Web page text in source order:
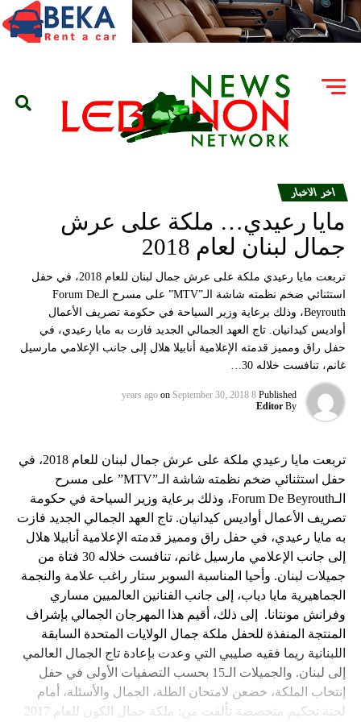
اخر الاخبار
مايا رعيدي… ملكة على عرش
جمال لبنان لعام 2018
تربعت مايا رعيدي ملكة على عرش جمال لبنان للعام 2018، في حفل
استثنائي ضخم نظمته شاشة الـ”MTV” على مسرح الـForum De
Beyrouth، وذلك برعاية وزير السياحة في حكومة تصريف الأعمال
أواديس كيدانيان. تاج العهد الجمالي الجديد فازت به مايا رعيدي، في
حفل راق ومميز قدمته الإعلامية أنابيلا هلال إلى جانب الإعلامي مارسيل
غانم، تنافست خلاله 30…
Published
8 years ago
on September 30, 2018
By
Editor
تربعت مايا رعيدي ملكة على عرش جمال لبنان للعام 2018، في
حفل استثنائي ضخم نظمته شاشة الـ”MTV” على مسرح
الـForum De Beyrouth، وذلك برعاية وزير السياحة في حكومة
تصريف الأعمال أواديس كيدانيان. تاج العهد الجمالي الجديد فازت
به مايا رعيدي، في حفل راق ومميز قدمته الإعلامية أنابيلا هلال
إلى جانب الإعلامي مارسيل غانم، تنافست خلاله 30 فتاة من
جميلات لبنان. وأحيا المناسبة السوبر ستار راغب علامة والنجمة
الجماهيرية مايا دياب، إلى جانب الفنانين العالميين مساري
وفرانش مونتانا. إلى ذلك، أقيم هذا المهرجان الجمالي بإشراف
المنتجة المنفذة للحفل ملكة جمال الولايات المتحدة السابقة
اللبنانية ريما فقيه صليبي التي وعدت بإعادة تاج الجمال العالمي
إلى لبنان. والجميلات الـ15 بحسب التصفيات الأولى في حفل
إنتخاب الملكة، خضعن لامتحان الطلة، الجمال والأسئلة، أمام
لجنة تحكيم متخصصة تألفت من: ملكة جمال الكون للعام 2017